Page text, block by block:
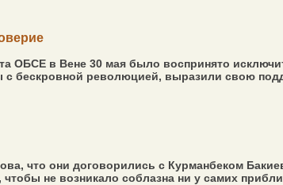
ОБСЕ в Вене 30 мая было воспринято
бескровной революцией, выразили свою
что они договорились с Курманбеком
не возникало соблазна ни у самих